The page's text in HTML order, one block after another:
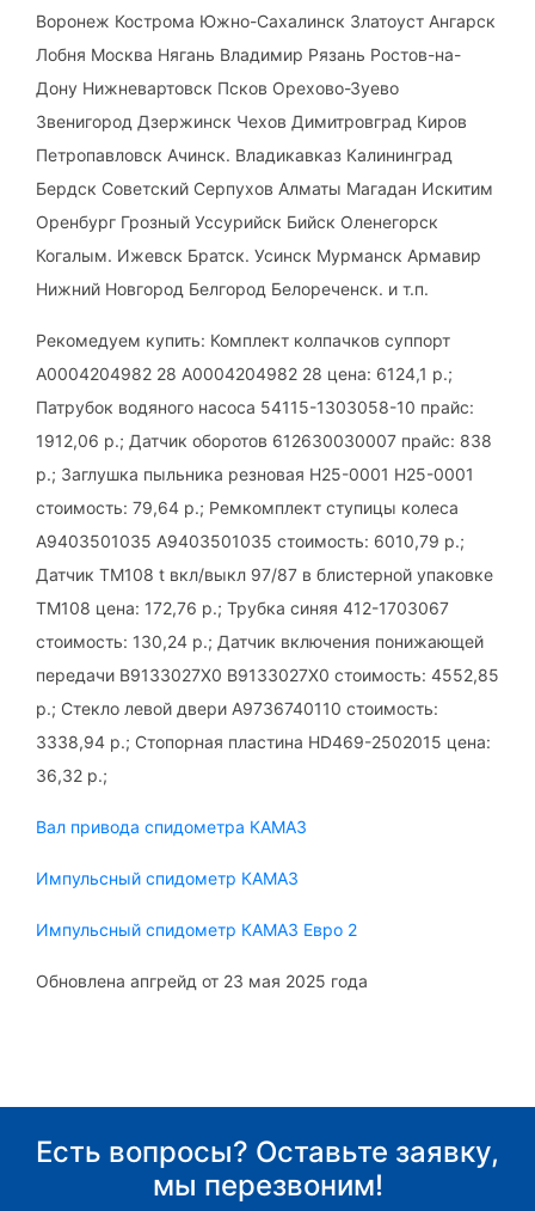
Воронеж Кострома Южно-Сахалинск Златоуст Ангарск
Лобня Москва Нягань Владимир Рязань Ростов-на-
Дону Нижневартовск Псков Орехово-Зуево
Звенигород Дзержинск Чехов Димитровград Киров
Петропавловск Ачинск. Владикавказ Калининград
Бердск Советский Серпухов Алматы Магадан Искитим
Оренбург Грозный Уссурийск Бийск Оленегорск
Когалым. Ижевск Братск. Усинск Мурманск Армавир
Нижний Новгород Белгород Белореченск. и т.п.
Рекомедуем купить: Комплект колпачков суппорт
A0004204982 28 A0004204982 28 цена: 6124,1 р.;
Патрубок водяного насоса 54115-1303058-10 прайс:
1912,06 р.; Датчик оборотов 612630030007 прайс: 838
р.; Заглушка пыльника резновая H25-0001 H25-0001
стоимость: 79,64 р.; Ремкомплект ступицы колеса
A9403501035 A9403501035 стоимость: 6010,79 р.;
Датчик ТМ108 t вкл/выкл 97/87 в блистерной упаковке
ТМ108 цена: 172,76 р.; Трубка синяя 412-1703067
стоимость: 130,24 р.; Датчик включения понижающей
передачи В9133027Х0 B9133027X0 стоимость: 4552,85
р.; Стекло левой двери A9736740110 стоимость:
3338,94 р.; Стопорная пластина HD469-2502015 цена:
36,32 р.;
Вал привода спидометра КАМАЗ
Импульсный спидометр КАМАЗ
Импульсный спидометр КАМАЗ Евро 2
Обновлена апгрейд от 23 мая 2025 года
Есть вопросы? Оставьте заявку,
мы перезвоним!